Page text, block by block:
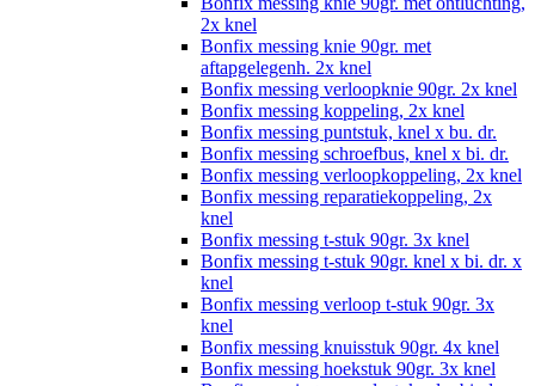
2x knel
Bonfix messing knie 90gr. met
aftapgelegenh. 2x knel
Bonfix messing verloopknie 90gr. 2x knel
Bonfix messing koppeling, 2x knel
Bonfix messing puntstuk, knel x bu. dr.
Bonfix messing schroefbus, knel x bi. dr.
Bonfix messing verloopkoppeling, 2x knel
Bonfix messing reparatiekoppeling, 2x
knel
Bonfix messing t-stuk 90gr. 3x knel
Bonfix messing t-stuk 90gr. knel x bi. dr. x
knel
Bonfix messing verloop t-stuk 90gr. 3x
knel
Bonfix messing knuisstuk 90gr. 4x knel
Bonfix messing hoekstuk 90gr. 3x knel